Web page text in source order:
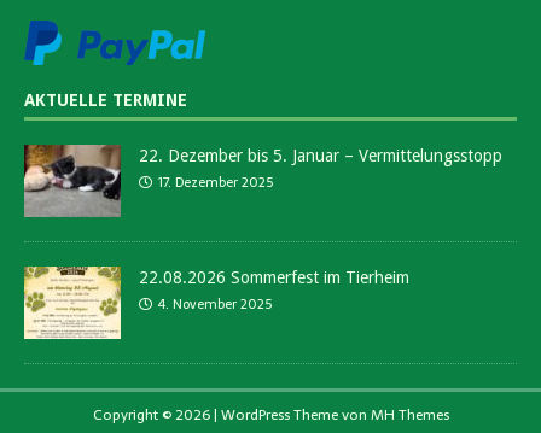
AKTUELLE TERMINE
22. Dezember bis 5. Januar – Vermittelungsstopp
17. Dezember 2025
22.08.2026 Sommerfest im Tierheim
4. November 2025
Copyright © 2026 | WordPress Theme von MH Themes